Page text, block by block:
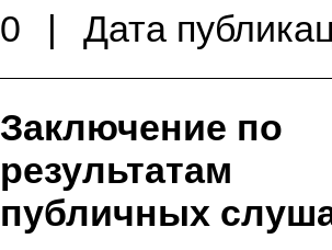
0
| Дата
Заключение по
результатам
публичных